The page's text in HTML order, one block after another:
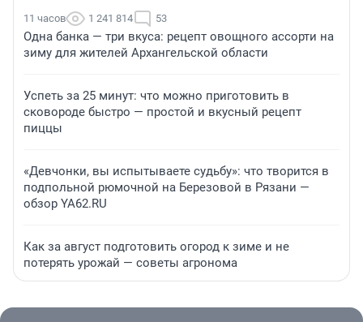
11 часов 1 241 814 53
Одна банка — три вкуса: рецепт овощного ассорти на
зиму для жителей Архангельской области
Успеть за 25 минут: что можно приготовить в
сковороде быстро — простой и вкусный рецепт
пиццы
«Девчонки, вы испытываете судьбу»: что творится в
подпольной рюмочной на Березовой в Рязани —
обзор YA62.RU
Как за август подготовить огород к зиме и не
потерять урожай — советы агронома